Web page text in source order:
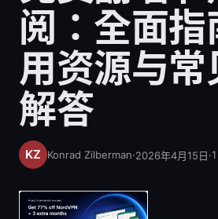
阅：全面指
用资源与常
解答
Konrad Zilberman·2026年4月15日·1